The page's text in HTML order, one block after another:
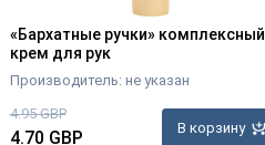
«Бархатные ручки» комплексный
крем для рук
Производитель: не указан
4.95 GBP
4.70 GBP В корзину